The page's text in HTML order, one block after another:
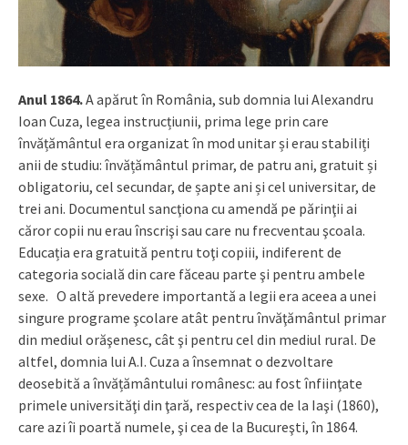
Anul 1864.A apărut în România, sub domnia lui Alexandru
Ioan Cuza, legea instrucțiunii, prima lege prin care
învățământul era organizat în mod unitar și erau stabiliți
anii de studiu: învățământul primar, de patru ani, gratuit și
obligatoriu, cel secundar, de șapte ani și cel universitar, de
trei ani. Documentul sancţiona cu amendă pe părinţii ai
căror copii nu erau înscrişi sau care nu frecventau şcoala.
Educația era gratuită pentru toţi copiii, indiferent de
categoria socială din care făceau parte şi pentru ambele
sexe. O altă prevedere importantă a legii era aceea a unei
singure programe şcolare atât pentru învăţământul primar
din mediul orăşenesc, cât şi pentru cel din mediul rural. De
altfel, domnia lui A.I. Cuza a însemnat o dezvoltare
deosebită a învățământului românesc: au fost înfiinţate
primele universităţi din ţară, respectiv cea de la Iaşi (1860),
care azi îi poartă numele, şi cea de la Bucureşti, în 1864.